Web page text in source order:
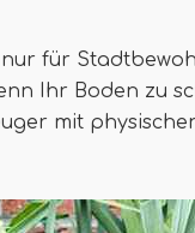
für
Ihr Boden zu
mit